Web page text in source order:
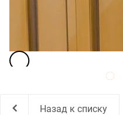
Назад к списку